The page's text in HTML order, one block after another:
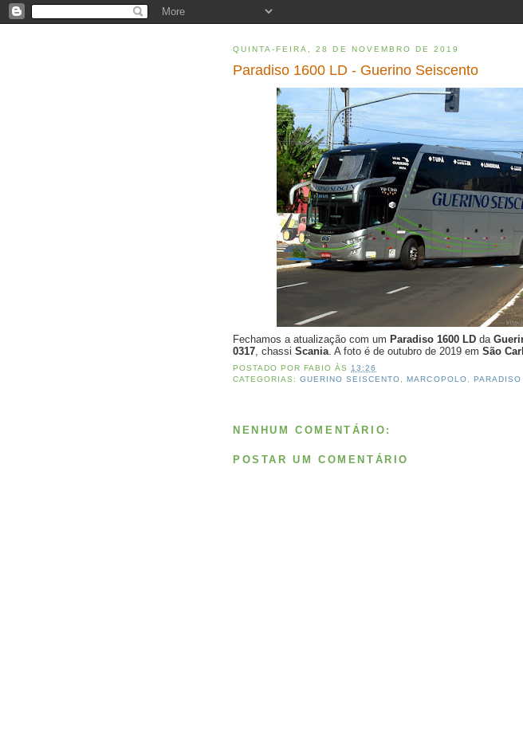
QUINTA-FEIRA, 28 DE NOVEMBRO DE 2019
Paradiso 1600 LD - Guerino Seiscento
Fechamos a atualização com um Paradiso 1600 LD da
0317 , chassi Scania . A foto é de outubro de 2019 em São
POSTADO PORFABIO ÀS13:26
CATEGORIAS:GUERINO SEISCENTO,MARCOPOLO,
NENHUM COMENTÁRIO:
POSTAR UM COMENTÁRIO